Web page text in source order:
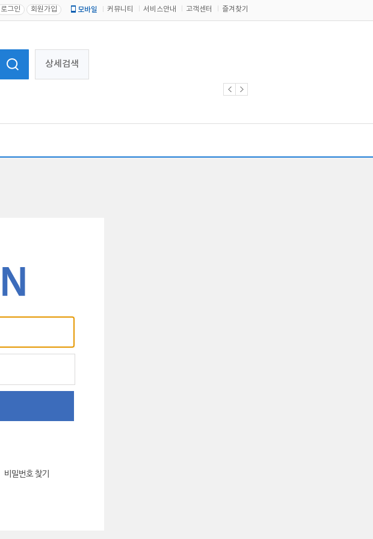
로그인 회원가입 모바일 커뮤니티 서비스안내 고객센터 즐겨찾기
상세검색
비밀번호 찾기